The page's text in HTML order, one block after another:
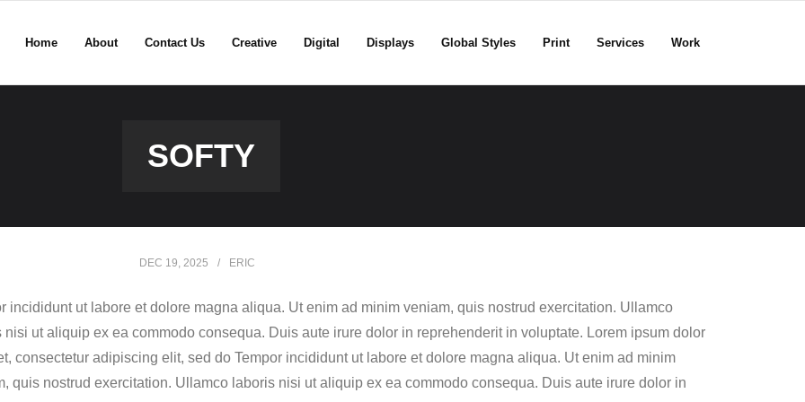
Home About Contact Us Creative Digital Displays Global Styles Print Services Work
SOFTY
DEC 19, 2025 ERIC
incididunt ut labore et dolore magna aliqua. Ut enim ad minim veniam, quis nostrud exercitation. Ullamco
nisi ut aliquip ex ea commodo consequa. Duis aute irure dolor in reprehenderit in voluptate. Lorem ipsum dolor
consectetur adipiscing elit, sed do Tempor incididunt ut labore et dolore magna aliqua. Ut enim ad minim
quis nostrud exercitation. Ullamco laboris nisi ut aliquip ex ea commodo consequa. Duis aute irure dolor in